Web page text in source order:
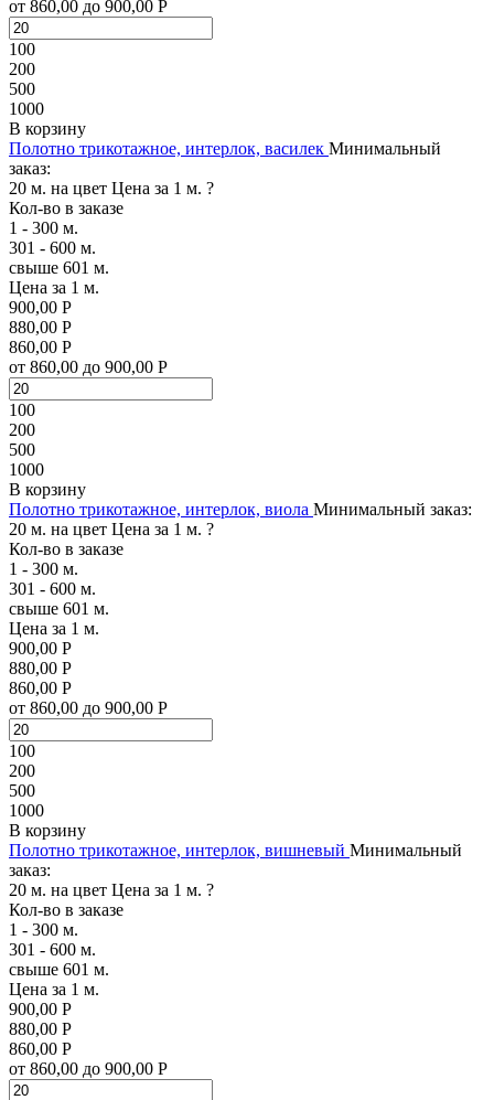
от 860,00 до 900,00 Р
100
200
500
1000
В корзину
Полотно трикотажное, интерлок, василек Минимальный
заказ:
20 м. на цвет Цена за 1 м. ?
Кол-во в заказе
1 - 300 м.
301 - 600 м.
свыше 601 м.
Цена за 1 м.
900,00 Р
880,00 Р
860,00 Р
от 860,00 до 900,00 Р
100
200
500
1000
В корзину
Полотно трикотажное, интерлок, виола Минимальный заказ:
20 м. на цвет Цена за 1 м. ?
Кол-во в заказе
1 - 300 м.
301 - 600 м.
свыше 601 м.
Цена за 1 м.
900,00 Р
880,00 Р
860,00 Р
от 860,00 до 900,00 Р
100
200
500
1000
В корзину
Полотно трикотажное, интерлок, вишневый Минимальный
заказ:
20 м. на цвет Цена за 1 м. ?
Кол-во в заказе
1 - 300 м.
301 - 600 м.
свыше 601 м.
Цена за 1 м.
900,00 Р
880,00 Р
860,00 Р
от 860,00 до 900,00 Р